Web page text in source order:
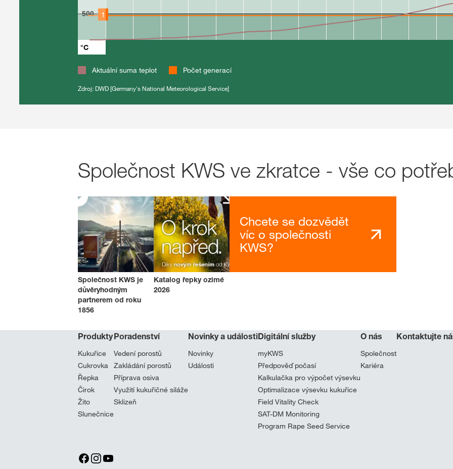
500 1
°C
Aktuální suma teplot Počet generací
Zdroj: DWD [Germany's National Meteorological Service]
Společnost KWS ve zkratce - vše co
Společnost KWS je
důvěryhodným
partnerem od roku
1856
Katalog řepky ozimé
2026
Chcete se dozvědět
víc o společnosti
KWS?
Produkty
Kukuřice
Cukrovka
Řepka
Čirok
Žito
Slunečnice
Poradenství
Vedení porostů
Zakládání porostů
Příprava osiva
Využití kukuřičné siláže
Sklizeň
Novinky a události
Novinky
Události
Digitální služby
myKWS
Předpověď počasí
Kalkulačka pro výpočet výsevku
Optimalizace výsevku kukuřice
Field Vitality Check
SAT-DM Monitoring
Program Rape Seed Service
O nás
Společnost
Kariéra
Kontaktujte